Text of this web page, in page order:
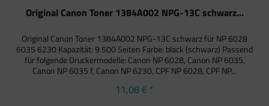
Original Canon Toner 1384A002 NPG-13C schwarz...
Original Canon Toner 1384A002 NPG-13C schwarz für NP 6028
6035 6230 Kapazität: 9.500 Seiten Farbe: black (schwarz) Passend
für folgende Druckermodelle: Canon NP 6028, Canon NP 6035,
Canon NP 6035 f, Canon NP 6230, CPF NP 6028, CPF NP...
11,08 € *